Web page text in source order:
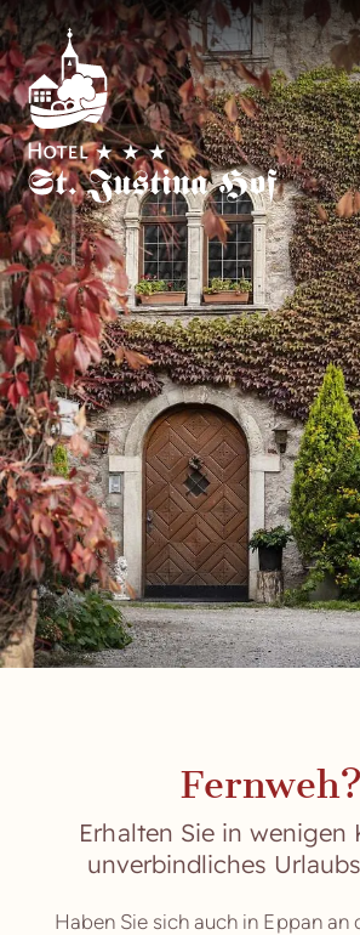
Fernweh?
Erhalten Sie in wenigen
unverbindliches
Haben Sie sich auch in Eppan an